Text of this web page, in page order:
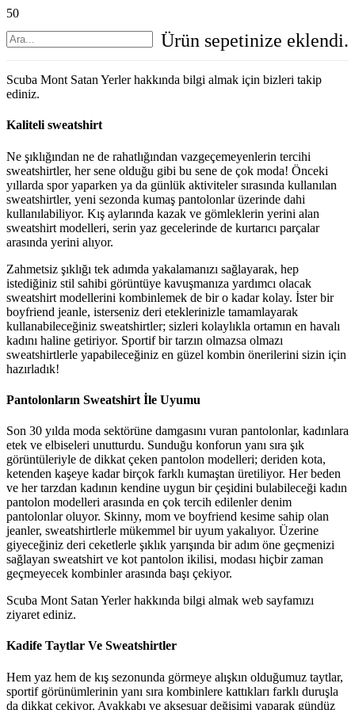
Ürün sepetinize eklendi.
Scuba Mont Satan Yerler hakkında bilgi almak için bizleri takip
ediniz.
Kaliteli sweatshirt
Ne şıklığından ne de rahatlığından vazgeçemeyenlerin tercihi
sweatshirtler, her sene olduğu gibi bu sene de çok moda! Önceki
yıllarda spor yaparken ya da günlük aktiviteler sırasında kullanılan
sweatshirtler, yeni sezonda kumaş pantolonlar üzerinde dahi
kullanılabiliyor. Kış aylarında kazak ve gömleklerin yerini alan
sweatshirt modelleri, serin yaz gecelerinde de kurtarıcı parçalar
arasında yerini alıyor.
Zahmetsiz şıklığı tek adımda yakalamanızı sağlayarak, hep
istediğiniz stil sahibi görüntüye kavuşmanıza yardımcı olacak
sweatshirt modellerini kombinlemek de bir o kadar kolay. İster bir
boyfriend jeanle, isterseniz deri eteklerinizle tamamlayarak
kullanabileceğiniz sweatshirtler; sizleri kolaylıkla ortamın en havalı
kadını haline getiriyor. Sportif bir tarzın olmazsa olmazı
sweatshirtlerle yapabileceğiniz en güzel kombin önerilerini sizin için
hazırladık!
Pantolonların Sweatshirt İle Uyumu
Son 30 yılda moda sektörüne damgasını vuran pantolonlar, kadınlara
etek ve elbiseleri unutturdu. Sunduğu konforun yanı sıra şık
görüntüleriyle de dikkat çeken pantolon modelleri; deriden kota,
ketenden kaşeye kadar birçok farklı kumaştan üretiliyor. Her beden
ve her tarzdan kadının kendine uygun bir çeşidini bulabileceği kadın
pantolon modelleri arasında en çok tercih edilenler denim
pantolonlar oluyor. Skinny, mom ve boyfriend kesime sahip olan
jeanler, sweatshirtlerle mükemmel bir uyum yakalıyor. Üzerine
giyeceğiniz deri ceketlerle şıklık yarışında bir adım öne geçmenizi
sağlayan sweatshirt ve kot pantolon ikilisi, modası hiçbir zaman
geçmeyecek kombinler arasında başı çekiyor.
Scuba Mont Satan Yerler hakkında bilgi almak web sayfamızı
ziyaret ediniz.
Kadife Taytlar Ve Sweatshirtler
Hem yaz hem de kış sezonunda görmeye alışkın olduğumuz taytlar,
sportif görünümlerinin yanı sıra kombinlere kattıkları farklı duruşla
da dikkat çekiyor. Ayakkabı ve aksesuar değişimi yaparak gündüz